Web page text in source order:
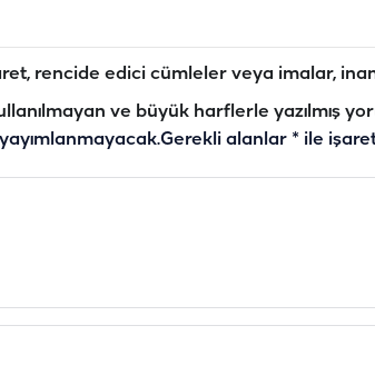
rencide edici cümleler veya imalar,
ve büyük harflerle yazılmış
Gerekli alanlar * ile